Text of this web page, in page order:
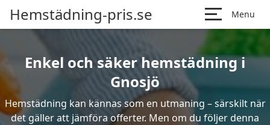
Hemstädning-pris.se Menu
Enkel och säker hemstädning i
Gnosjö
Hemstädning kan kännas som en utmaning – särskilt när
det gäller att jämföra offerter. Men om du följer denna